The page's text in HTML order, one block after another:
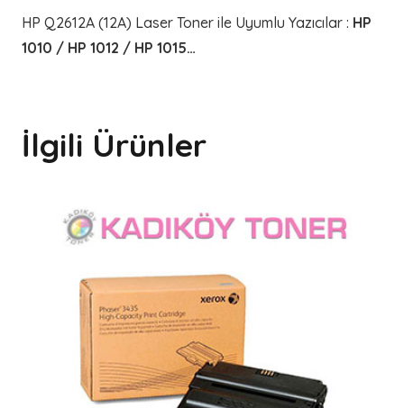
HP Q2612A (12A) Laser Toner ile Uyumlu Yazıcılar : HP
1010 / HP 1012 / HP 1015…
İlgili Ürünler